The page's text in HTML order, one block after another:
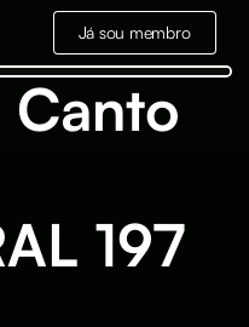
Já sou membro
Canto
197